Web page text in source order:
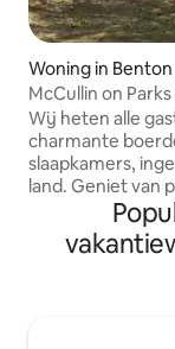
Woning in Benton
McCullin on
hectare
Wij heten alle
charmante
slaapkamers,
land. Geniet van
terrein van 20
parkeerplek
Centraal